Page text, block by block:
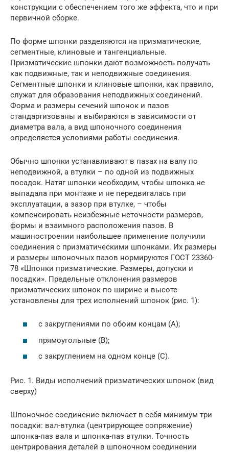
конструкции с обеспечением того же эффекта, что и при
первичной сборке.
По форме шпонки разделяются на призматические,
сегментные, клиновые и тангенциальные.
Призматические шпонки дают возможность получать
как подвижные, так и неподвижные соединения.
Сегментные шпонки и клиновые шпонки, как правило,
служат для образования неподвижных соединений.
Форма и размеры сечений шпонок и пазов
стандартизованы и выбираются в зависимости от
диаметра вала, а вид шпоночного соединения
определяется условиями работы соединения.
Обычно шпонки устанавливают в пазах на валу по
неподвижной, а втулки – по одной из подвижных
посадок. Натяг шпонки необходим, чтобы шпонка не
выпадала при монтаже и не передвигалась при
эксплуатации, а зазор при втулке, – чтобы
компенсировать неизбежные неточности размеров,
формы и взаимного расположения пазов. В
машиностроении наибольшее применение получили
соединения с призматическими шпонками. Их размеры
и размеры шпоночных пазов нормируются ГОСТ 23360-
78 «Шпонки призматические. Размеры, допуски и
посадки». Предельные отклонения размеров
призматических шпонок по ширине и высоте
установлены для трех исполнений шпонок (рис. 1):
с закруглениями по обоим концам (А);
прямоугольные (В);
с закруглением на одном конце (С).
Рис. 1. Виды исполнений призматических шпонок (вид
сверху)
Шпоночное соединение включает в себя минимум три
посадки: вал-втулка (центрирующее сопряжение)
шпонка-паз вала и шпонка-паз втулки. Точность
центрирования деталей в шпоночном соединении